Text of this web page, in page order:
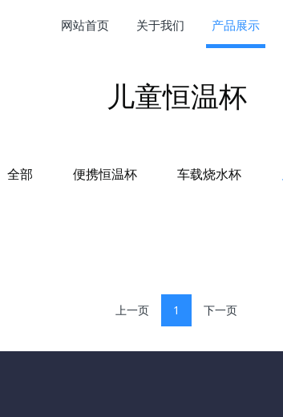
网站首页 关于我们 产品展示
儿童恒温杯
全部 便携恒温杯 车载烧水杯
上一页 1 下一页